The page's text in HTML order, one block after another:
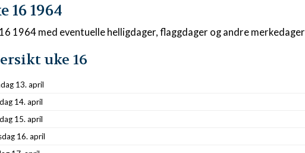
16 1964
1964 med eventuelle helligdager, flaggdager og andre merkedager
uke 16
13. april
14. april
15. april
16. april